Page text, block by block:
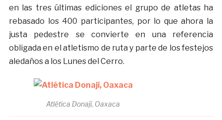
en las tres últimas ediciones el grupo de atletas ha
rebasado los 400 participantes, por lo que ahora la
justa pedestre se convierte en una referencia
obligada en el atletismo de ruta y parte de los festejos
aledaños a los Lunes del Cerro.
Atlética Donají, Oaxaca